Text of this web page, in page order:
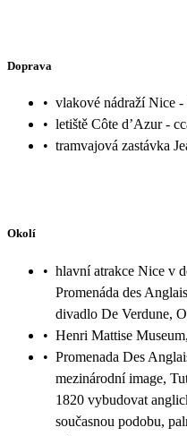
Doprava
• vlakové nádraží Nice
• letiště Côte d’Azur -
• tramvajová zastávka
Okolí
• hlavní atrakce Nice v
Promenáda des
divadlo De Verdune,
• Henri Mattise
• Promenada Des
mezinárodní image,
1820 vybudovat
současnou podobu,